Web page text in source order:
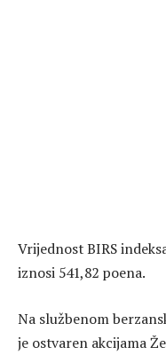
Vrijednost BIRS
iznosi 541,82 poena.
Na službenom
je ostvaren akcijama